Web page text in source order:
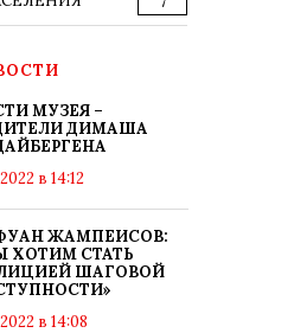
МУЗЕЯ –
ДИМАША
в 14:12
ЖАМПЕИСОВ:
ХОТИМ СТАТЬ
ШАГОВОЙ
в 14:08